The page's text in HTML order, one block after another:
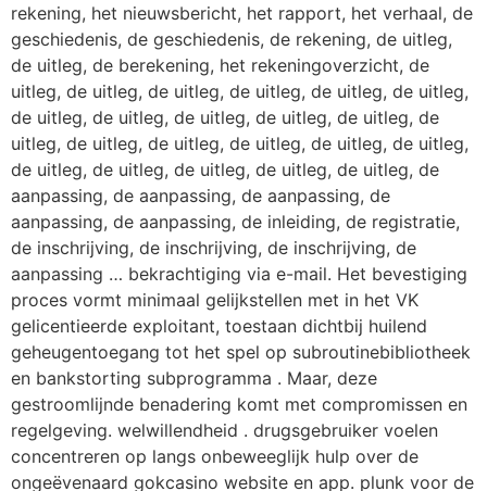
rekening, het nieuwsbericht, het rapport, het verhaal, de
geschiedenis, de geschiedenis, de rekening, de uitleg,
de uitleg, de berekening, het rekeningoverzicht, de
uitleg, de uitleg, de uitleg, de uitleg, de uitleg, de uitleg,
de uitleg, de uitleg, de uitleg, de uitleg, de uitleg, de
uitleg, de uitleg, de uitleg, de uitleg, de uitleg, de uitleg,
de uitleg, de uitleg, de uitleg, de uitleg, de uitleg, de
aanpassing, de aanpassing, de aanpassing, de
aanpassing, de aanpassing, de inleiding, de registratie,
de inschrijving, de inschrijving, de inschrijving, de
aanpassing … bekrachtiging via e-mail. Het bevestiging
proces vormt minimaal gelijkstellen met in het VK
gelicentieerde exploitant, toestaan dichtbij huilend
geheugentoegang tot het spel op subroutinebibliotheek
en bankstorting subprogramma . Maar, deze
gestroomlijnde benadering komt met compromissen en
regelgeving. welwillendheid . drugsgebruiker voelen
concentreren op langs onbeweeglijk hulp over de
ongeëvenaard gokcasino website en app. plunk voor de